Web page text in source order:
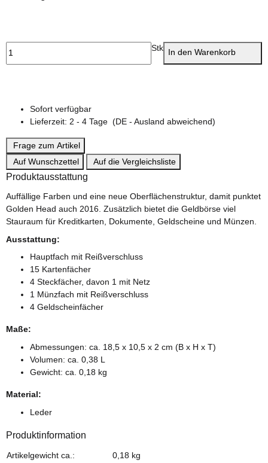
Stk In den Warenkorb
Sofort verfügbar
Lieferzeit: 2 - 4 Tage (DE - Ausland abweichend)
Frage zum Artikel
Auf Wunschzettel
Auf die Vergleichsliste
Produktausstattung
Auffällige Farben und eine neue Oberflächenstruktur, damit punktet
Golden Head auch 2016. Zusätzlich bietet die Geldbörse viel
Stauraum für Kreditkarten, Dokumente, Geldscheine und Münzen.
Ausstattung:
Hauptfach mit Reißverschluss
15 Kartenfächer
4 Steckfächer, davon 1 mit Netz
1 Münzfach mit Reißverschluss
4 Geldscheinfächer
Maße:
Abmessungen: ca. 18,5 x 10,5 x 2 cm (B x H x T)
Volumen: ca. 0,38 L
Gewicht: ca. 0,18 kg
Material:
Leder
Produktinformation
Produkteigenschaft
Wert
Artikelgewicht ca.: 0,18 kg